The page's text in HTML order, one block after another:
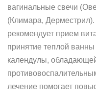
вагинальные свечи
(Климара, Дерместрил).
рекомендует прием
принятие теплой
календулы,
лечение помогает